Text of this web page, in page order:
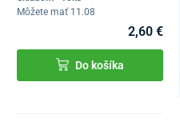
Môžete mať 11.08
2,60 €
Do košíka